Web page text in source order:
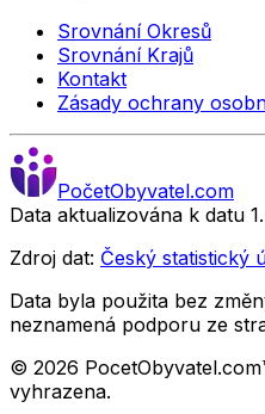
Srovnání Okresů
Srovnání Krajů
Kontakt
Zásady ochrany
PočetObyvatel.com
Data aktualizována k datu
Zdroj dat: Český statistický
Data byla použita bez
neznamená podporu ze
© 2026
vyhrazena.